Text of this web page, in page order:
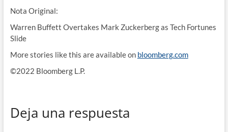
Nota Original:
Warren Buffett Overtakes Mark Zuckerberg as Tech Fortunes
Slide
More stories like this are available on bloomberg.com
©2022 Bloomberg L.P.
Deja una respuesta